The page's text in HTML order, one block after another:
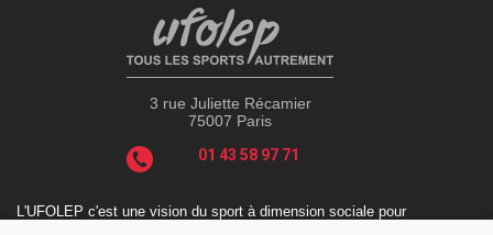
3 rue Juliette Récamier
75007 Paris
01 43 58 97 71
L'UFOLEP c'est une vision du sport à dimension sociale pour